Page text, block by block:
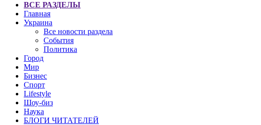
ВСЕ РАЗДЕЛЫ
Главная
Украина
Все новости раздела
События
Политика
Город
Мир
Бизнес
Спорт
Lifestyle
Шоу-биз
Наука
БЛОГИ ЧИТАТЕЛЕЙ